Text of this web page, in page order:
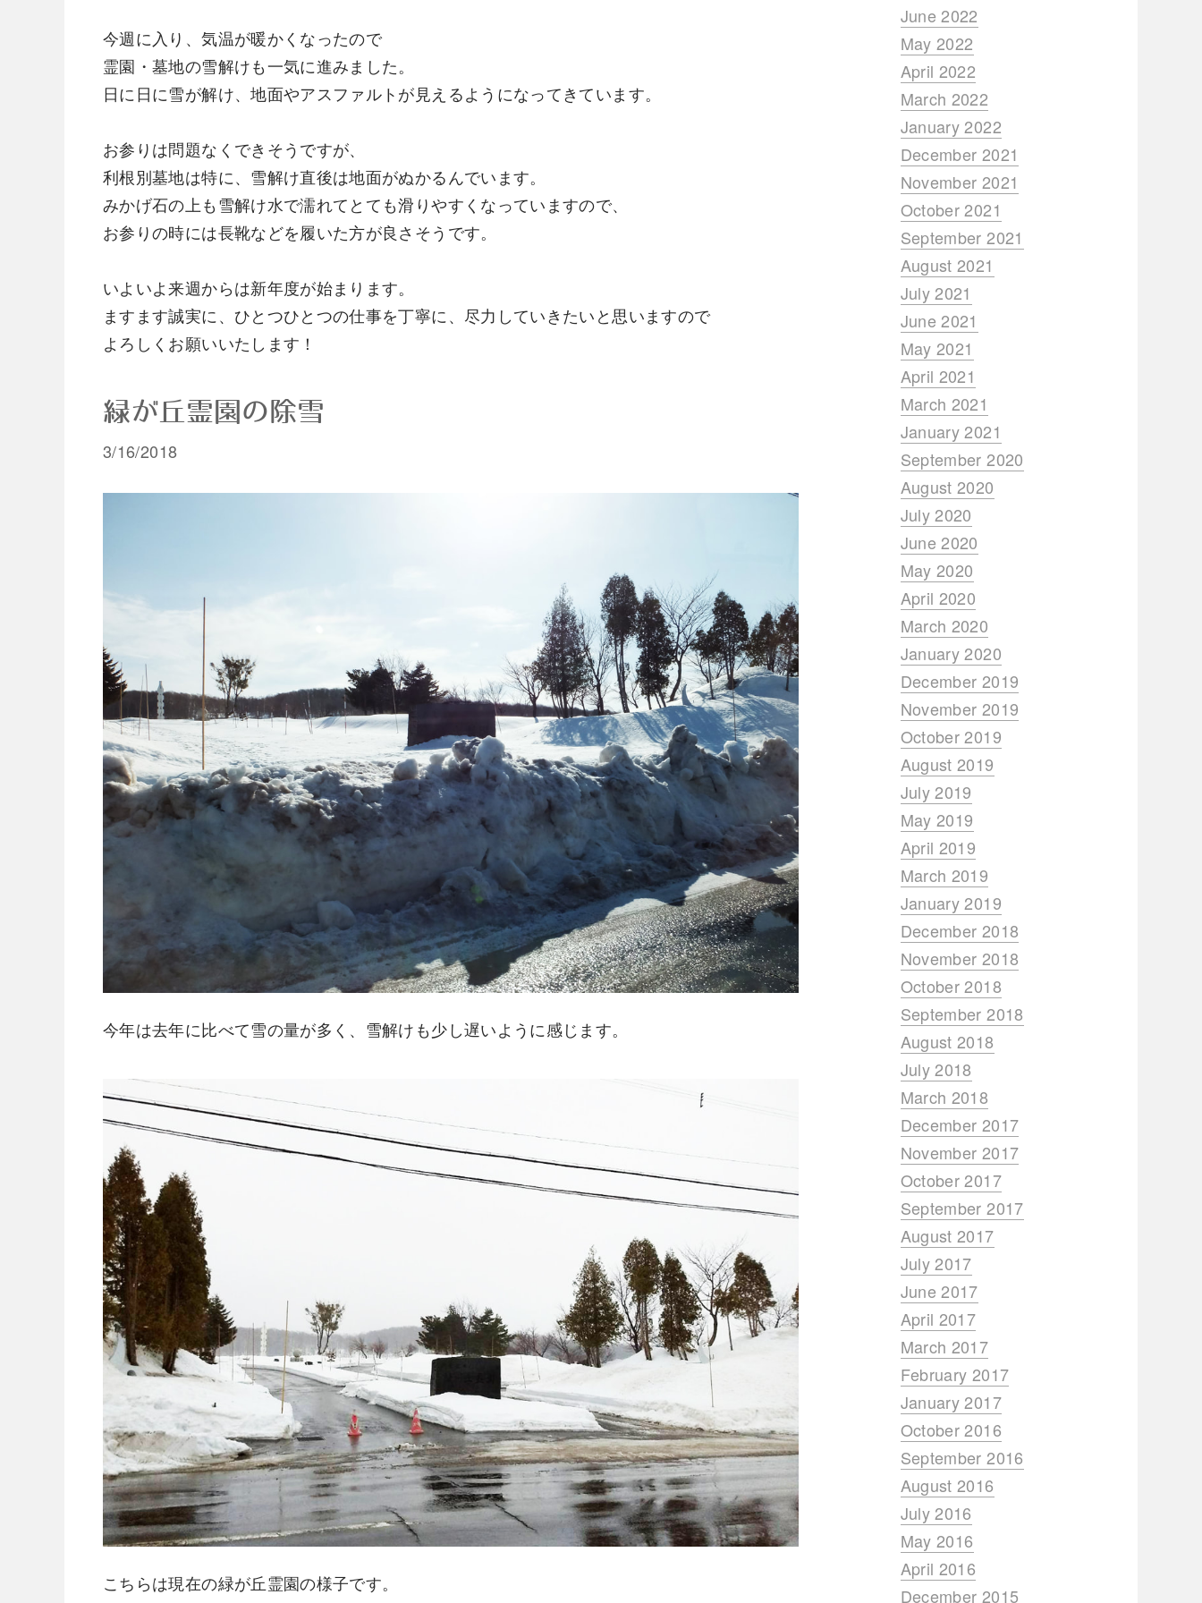
今週に入り、気温が暖かくなったので
霊園・墓地の雪解けも一気に進みました。
日に日に雪が解け、地面やアスファルトが見えるようになってきています。
お参りは問題なくできそうですが、
利根別墓地は特に、雪解け直後は地面がぬかるんでいます。
みかげ石の上も雪解け水で濡れてとても滑りやすくなっていますので、
お参りの時には長靴などを履いた方が良さそうです。
いよいよ来週からは新年度が始まります。
ますます誠実に、ひとつひとつの仕事を丁寧に、尽力していきたいと思いますので
​よろしくお願いいたします！
緑が丘霊園の除雪
3/16/2018
今年は去年に比べて雪の量が多く、雪解けも少し遅いように感じます。
こちらは現在の緑が丘霊園の様子です。
June 2022
May 2022
April 2022
March 2022
January 2022
December 2021
November 2021
October 2021
September 2021
August 2021
July 2021
June 2021
May 2021
April 2021
March 2021
January 2021
September 2020
August 2020
July 2020
June 2020
May 2020
April 2020
March 2020
January 2020
December 2019
November 2019
October 2019
August 2019
July 2019
May 2019
April 2019
March 2019
January 2019
December 2018
November 2018
October 2018
September 2018
August 2018
July 2018
March 2018
December 2017
November 2017
October 2017
September 2017
August 2017
July 2017
June 2017
April 2017
March 2017
February 2017
January 2017
October 2016
September 2016
August 2016
July 2016
May 2016
April 2016
December 2015